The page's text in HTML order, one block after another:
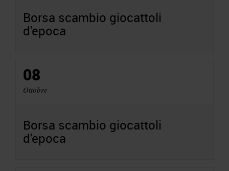
Borsa scambio giocattoli
d'epoca
08
Ottobre
Borsa scambio giocattoli
d'epoca